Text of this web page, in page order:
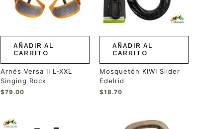
AÑADIR AL
CARRITO
Arnés Versa II L-XXL
Singing Rock
$79.00
AÑADIR AL
CARRITO
Mosquetón KIWI Slider
Edelrid
$18.70